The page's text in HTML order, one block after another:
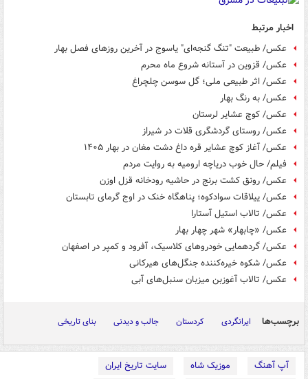
اخبار مرتبط
عکس/ طبیعت "تنگ گنجه‌ای" یاسوج در آخرین روزهای فصل بهار
عکس/ قزوین در آستانه شروع ماه محرم
عکس/ اثر طبیعی ملی؛ گل سوسن چلچراغ
عکس/ به رنگ بهار
عکس/ کوچ عشایر لرستان
عکس/ روستای گردشگری قلات در شیراز
عکس/ آغاز کوچ عشایر قره داغ دشت مغان در بهار ۱۴۰۵
فیلم/ حال خوب دریاچه ارومیه به روایت مردم
عکس/ رونق کشت برنج در حاشیه رودخانه قزل اوزن
عکس/ ییلاقات سوادکوه؛ پناهگاه خنک در اوج گرمای تابستان
عکس/ تالاب استیل آستارا
عکس/ «چابهار» شهر چهار بهار
عکس/ گردهمایی خودروهای کلاسیک، آفرود و کمپر در اصفهان
عکس/ شکوه خیره‌کننده جنگل‌های هیرکانی
عکس/ تالاب آغوزبن میزبان سنبل‌های آبی
برچسب‌ها ایرانگردی کردستان جالب و دیدنی بنای تاریخی
آپ آهنگ موزیک شاه
سایت تاریخ ایران